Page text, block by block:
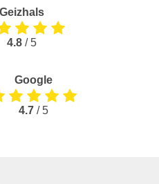
Geizhals
4.8 / 5
Google
4.7 / 5